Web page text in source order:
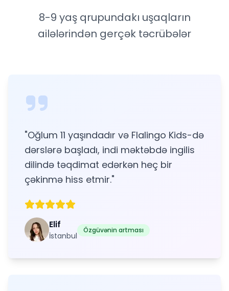
8-9 yaş qrupundakı uşaqların
ailələrindən gerçək təcrübələr
"Oğlum 11 yaşındadır və Flalingo Kids-də
dərslərə başladı, indi məktəbdə ingilis
dilində təqdimat edərkən heç bir
çəkinmə hiss etmir."
Elif
İstanbul
Özgüvənin artması